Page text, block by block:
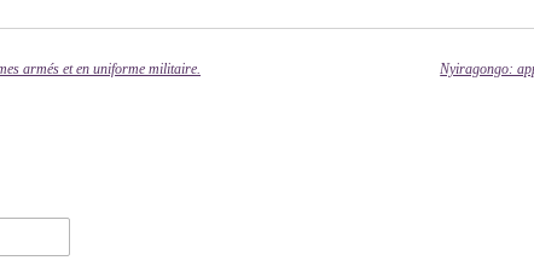
armés et en uniforme militaire.